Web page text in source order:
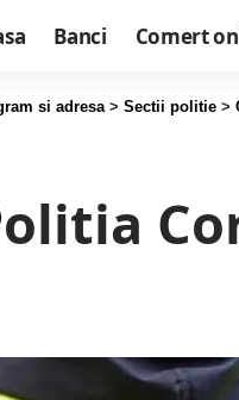
Banci Comert
si adresa> Sectii politie >